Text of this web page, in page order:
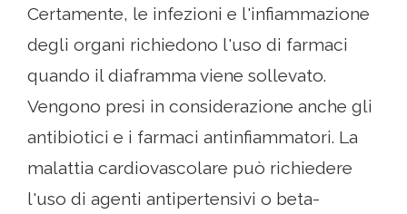
Certamente, le infezioni e l'infiammazione
degli organi richiedono l'uso di farmaci
quando il diaframma viene sollevato.
Vengono presi in considerazione anche gli
antibiotici e i farmaci antinfiammatori. La
malattia cardiovascolare può richiedere
l'uso di agenti antipertensivi o beta-